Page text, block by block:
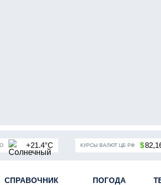
+21.4°C КУРСЫ ВАЛЮТ ЦБ РФ $
СПРАВОЧНИК ПОГОДА
в России Угольная промышленность